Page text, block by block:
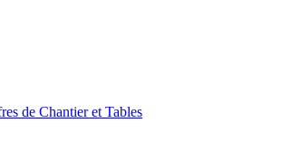
de Chantier et Tables